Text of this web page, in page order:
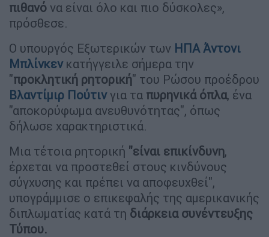
πιθανό να είναι όλο και πιο δύσκολες»,
πρόσθεσε.
Ο υπουργός Εξωτερικών των ΗΠΑ Άντονι
Μπλίνκεν κατήγγειλε σήμερα την
"προκλητική ρητορική" του Ρώσου προέδρου
Βλαντίμιρ Πούτινγια τα πυρηνικά όπλα, ένα
"αποκορύφωμα ανευθυνότητας", όπως
δήλωσε χαρακτηριστικά.
Μια τέτοια ρητορική "είναι επικίνδυνη,
έρχεται να προστεθεί στους κινδύνους
σύγχυσης και πρέπει να αποφευχθεί",
υπογράμμισε ο επικεφαλής της αμερικανικής
διπλωματίας κατά τη διάρκεια συνέντευξης
Τύπου.